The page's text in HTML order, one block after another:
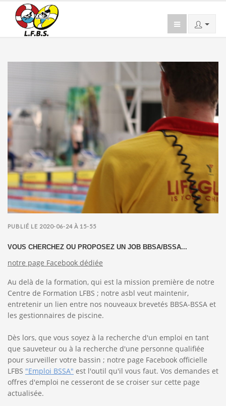
PUBLIÉ LE 2020-06-24 À 15-55
VOUS CHERCHEZ OU PROPOSEZ UN JOB BBSA/BSSA...
notre page Facebook dédiée
Au delà de la formation, qui est la mission première de notre
Centre de Formation LFBS ; notre asbl veut maintenir,
entretenir un lien entre nos nouveaux brevetés BBSA-BSSA et
les gestionnaires de piscine.
Dès lors, que vous soyez à la recherche d'un emploi en tant
que sauveteur ou à la recherche d'une personne qualifiée
pour surveiller votre bassin ; notre page Facebook officielle
LFBS "Emploi BSSA" est l'outil qu'il vous faut. Vos demandes et
offres d'emploi ne cesseront de se croiser sur cette page
actualisée.